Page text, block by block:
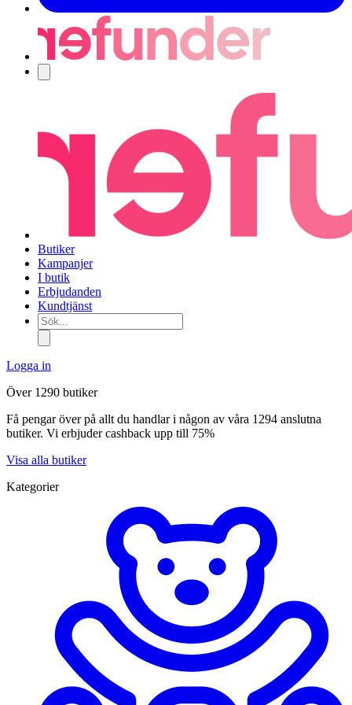
Butiker
Kampanjer
I butik
Erbjudanden
Kundtjänst
Sök...
Logga in
Över 1290 butiker
Få pengar över på allt du handlar i någon av våra 1294 anslutna
butiker. Vi erbjuder cashback upp till 75%
Visa alla butiker
Kategorier